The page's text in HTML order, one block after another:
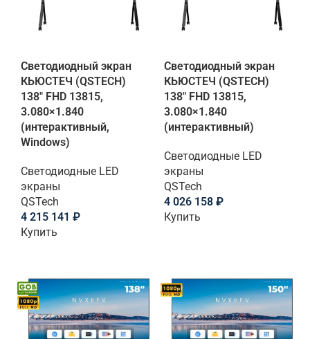
Светодиодный экран
КЬЮСТЕЧ (QSTECH)
138" FHD 13815,
3.080×1.840
(интерактивный,
Windows)
Светодиодные LED
экраны
QSTech
4 215 141 ₽
Купить
Светодиодный экран
КЬЮСТЕЧ (QSTECH)
138" FHD 13815,
3.080×1.840
(интерактивный)
Светодиодные LED
экраны
QSTech
4 026 158 ₽
Купить